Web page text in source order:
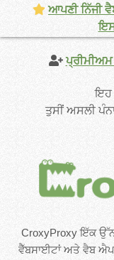
ਇਹ
ਤੁਸੀਂ ਅਸਲੀ
CroxyProxy ਇੱਕ
ਵੈੱਬਸਾਈਟਾਂ ਅਤੇ ਵੈਬ
ਆਪਣੀ ਨਿੱਜੀ